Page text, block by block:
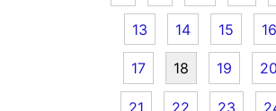
13 14 15 16
17 18 19 20
21 22 23